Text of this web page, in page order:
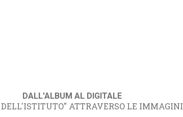
DALL'ALBUM AL DIGITALE
ATTRAVERSO LE IMMAGINI